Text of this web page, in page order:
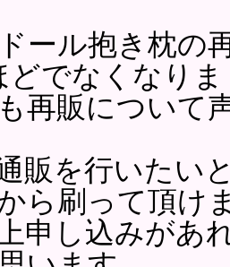
ール抱き枕
どでなくなり
再販について
販を行いたい
ら刷って頂け
申し込みがあ